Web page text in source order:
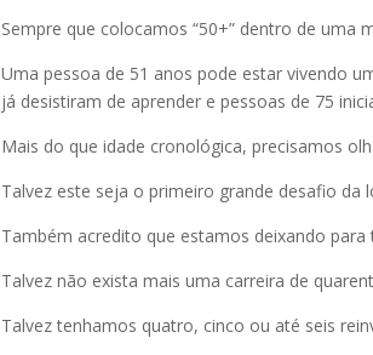
Sempre que colocamos “50+” dentro de
Uma pessoa de 51 anos pode estar vivendo
já desistiram de aprender e pessoas de 75
Mais do que idade cronológica, precisamos
Talvez este seja o primeiro grande desafio da
Também acredito que estamos deixando
Talvez não exista mais uma carreira de
Talvez tenhamos quatro, cinco ou até seis